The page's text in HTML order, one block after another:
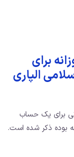
برای
الپاری
برای یک حساب
بوده ذکر شده است.